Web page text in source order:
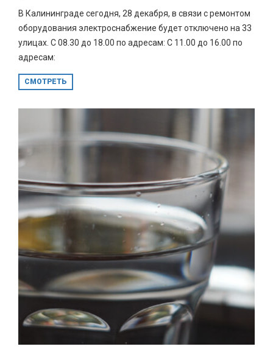
В Калининграде сегодня, 28 декабря, в связи с ремонтом
оборудования электроснабжение будет отключено на 33
улицах. С 08.30 до 18.00 по адресам: С 11.00 до 16.00 по
адресам:
СМОТРЕТЬ